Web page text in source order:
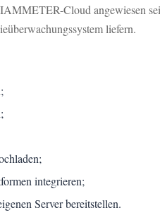
Cloud angewiesen
liefern.
integrieren;
Server bereitstellen.